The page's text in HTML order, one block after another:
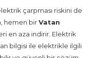
çarpması riskini de
hemen birVatan
en aza indirir. Elektrik
bilgisi ile elektrikle ilgili